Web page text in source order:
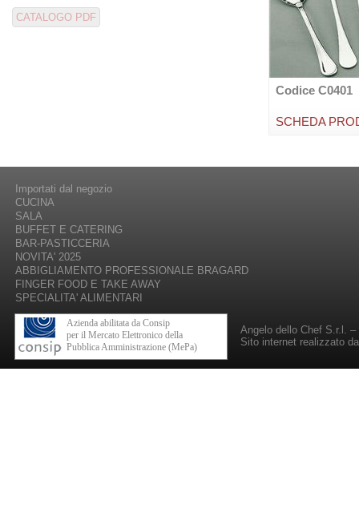
Codice C0401
SCHEDA
Importati dal negozio
CUCINA
SALA
BUFFET E CATERING
BAR-PASTICCERIA
NOVITA' 2025
ABBIGLIAMENTO PROFESSIONALE BRAGARD
FINGER FOOD E TAKE AWAY
SPECIALITA' ALIMENTARI
Azienda abilitata da Consip
per il Mercato Elettronico della
Pubblica Amministrazione (MePa)
Angelo dello Chef S.r.l. –
Sito internet realizzato